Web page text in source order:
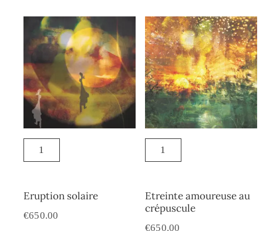
Eruption solaire
€650.00
Etreinte amoureuse au
crépuscule
€650.00